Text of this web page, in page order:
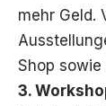
mehr Geld.
Shop sowie
3.